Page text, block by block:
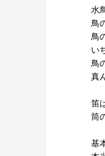
水
鳥
鳥
い
鳥
真
笛
筒
基